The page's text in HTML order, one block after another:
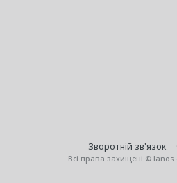
Зворотній зв'язок
Всі права захищені ©